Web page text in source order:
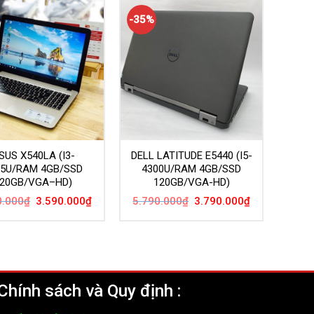
X540LA (I3-
RAM 4GB/SSD
VGA–HD)
₫ Giá
3.590.000₫Giá
hiện
-35%
DELL LATITUDE E5440 (I5-
4300U/RAM 4GB/SSD
120GB/VGA-HD)
5.790.000₫ Giá
3.790.000₫Giá
hiện
sách và Quy định :